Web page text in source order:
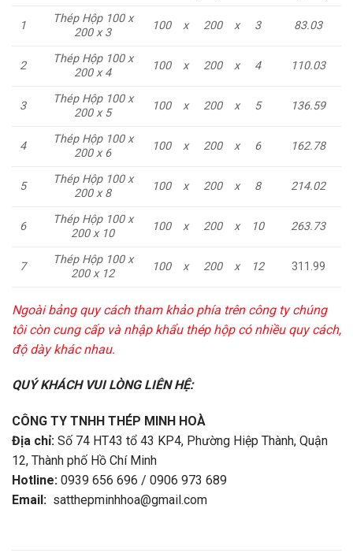
1
Thép Hộp 100 x
200 x 3
100 x 200 x 3 83.03
2
Thép Hộp 100 x
200 x 4
100 x 200 x 4 110.03
3
Thép Hộp 100 x
200 x 5
100 x 200 x 5 136.59
4
Thép Hộp 100 x
200 x 6
100 x 200 x 6 162.78
5
Thép Hộp 100 x
200 x 8
100 x 200 x 8 214.02
6
Thép Hộp 100 x
200 x 10
100 x 200 x 10 263.73
7
Thép Hộp 100 x
200 x 12
100 x 200 x 12 311.99
Ngoài bảng quy cách tham khảo phía trên công ty chúng
tôi còn cung cấp và nhập khẩu thép hộp có nhiều quy cách,
độ dày khác nhau.
QUÝ KHÁCH VUI LÒNG LIÊN HỆ:
CÔNG TY TNHH THÉP MINH HOÀ
Địa chỉ: Số 74 HT43 tổ 43 KP4, Phường Hiệp Thành, Quận
12, Thành phố Hồ Chí Minh
Hotline: 0939 656 696 / 0906 973 689
Email: satthepminhhoa@gmail.com